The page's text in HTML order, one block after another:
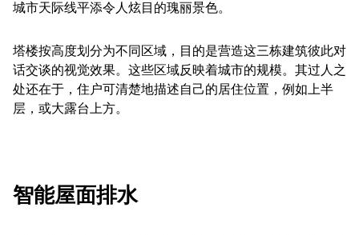
城市天际线平添令人炫目的瑰丽景色。
塔楼按高度划分为不同区域，目的是营造这三栋建筑彼此对
话交谈的视觉效果。这些区域反映着城市的规模。其过人之
处还在于，住户可清楚地描述自己的居住位置，例如上半
层，或大露台上方。
智能屋面排水